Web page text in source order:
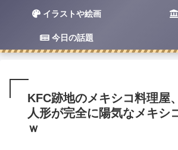
イラストや絵画
今日の話題
KFC跡地のメキシコ料理屋
人形が完全に陽気なメキシ
ｗ